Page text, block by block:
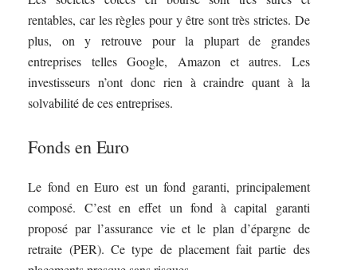
rentables, car les règles pour y être sont très strictes. De
plus, on y retrouve pour la plupart de grandes
entreprises telles Google, Amazon et autres. Les
investisseurs n’ont donc rien à craindre quant à la
solvabilité de ces entreprises.
Fonds en Euro
Le fond en Euro est un fond garanti, principalement
composé. C’est en effet un fond à capital garanti
proposé par l’assurance vie et le plan d’épargne de
retraite (PER). Ce type de placement fait partie des